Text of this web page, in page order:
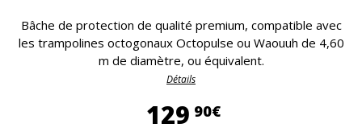
Bâche de protection de qualité premium, compatible avec
les trampolines octogonaux Octopulse ou Waouuh de 4,60
m de diamètre, ou équivalent.
Détails
129 90€129,90 €